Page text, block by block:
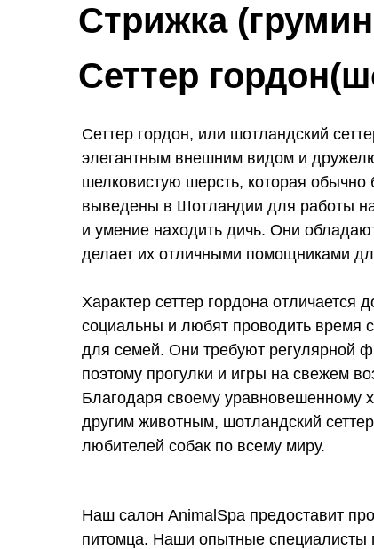
Стрижка
Сеттер
Сеттер гордон, или шотландский
элегантным внешним видом и
шелковистую шерсть, которая
выведены в Шотландии для работы на
и умение находить дичь. Они
делает их отличными помощниками
Характер сеттер гордона отличается
социальны и любят проводить время
для семей. Они требуют регулярной
поэтому прогулки и игры на свежем
Благодаря своему уравновешенному
другим животным, шотландский
любителей собак по всему миру.
Наш салон AnimalSpa предоставит
питомца. Наши опытные специалисты